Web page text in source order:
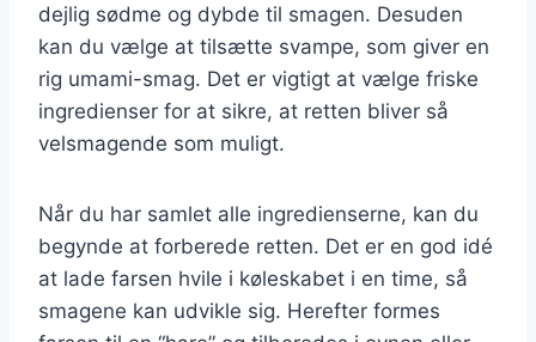
dejlig sødme og dybde til smagen. Desuden
kan du vælge at tilsætte svampe, som giver en
rig umami-smag. Det er vigtigt at vælge friske
ingredienser for at sikre, at retten bliver så
velsmagende som muligt.
Når du har samlet alle ingredienserne, kan du
begynde at forberede retten. Det er en god idé
at lade farsen hvile i køleskabet i en time, så
smagene kan udvikle sig. Herefter formes